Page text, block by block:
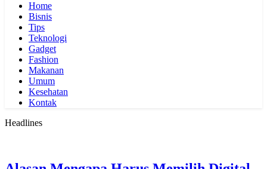
Home
Bisnis
Tips
Teknologi
Gadget
Fashion
Makanan
Umum
Kesehatan
Kontak
Headlines